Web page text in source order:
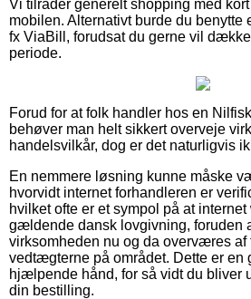
Vi tilråder generelt shopping med
mobilen. Alternativt burde du benytte
fx ViaBill, forudsat du gerne vil
periode.
Forud for at folk handler hos en
behøver man helt sikkert overveje
handelsvilkår, dog er det naturligvis
En nemmere løsning kunne måske
hvorvidt internet forhandleren er
hvilket ofte er et sympol på at
gældende dansk lovgivning, foruden
virksomheden nu og da overværes af
vedtægterne på området. Dette er en
hjælpende hånd, for så vidt du bliver
din bestilling.